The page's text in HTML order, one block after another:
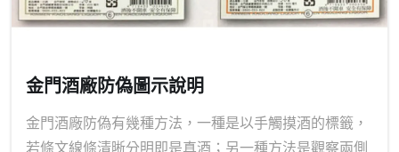
金門酒廠防偽圖示說明
金門酒廠防偽有幾種方法，一種是以手觸摸酒的標籤，
若條文線條清晰分明即是真酒；另一種方法是觀察兩側